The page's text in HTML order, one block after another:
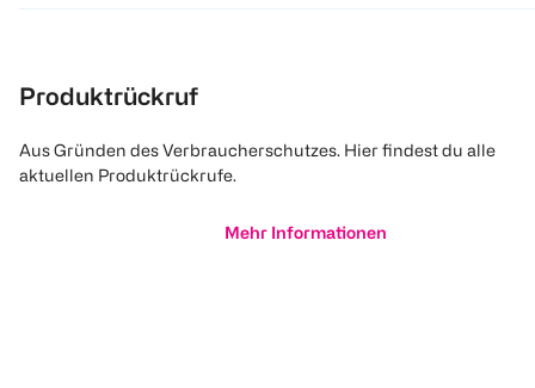
Produktrückruf
Aus Gründen des Verbraucherschutzes. Hier findest du alle
aktuellen Produktrückrufe.
Mehr Informationen